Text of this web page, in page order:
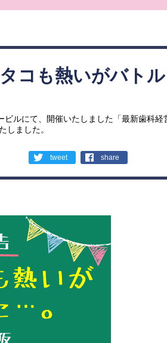
コも熱いがバト
ルにて、開催いたしました「最新歯科経
しました。
tweet share